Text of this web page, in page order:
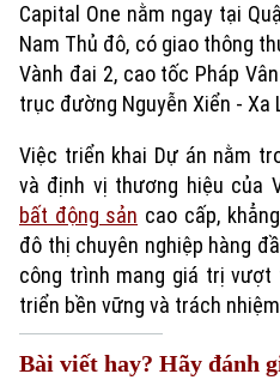
Xu hướng
Capital One nằm ngay tại
Nam Thủ đô, có giao thông
Vành đai 2, cao tốc Pháp
trục đường Nguyễn Xiển - Xa
Việc triển khai Dự án nằm
và định vị thương hiệu của
bất động sản cao cấp,
đô thị chuyên nghiệp hàng
công trình mang giá trị vượt
triển bền vững và trách
Bài viết hay? Hãy đánh